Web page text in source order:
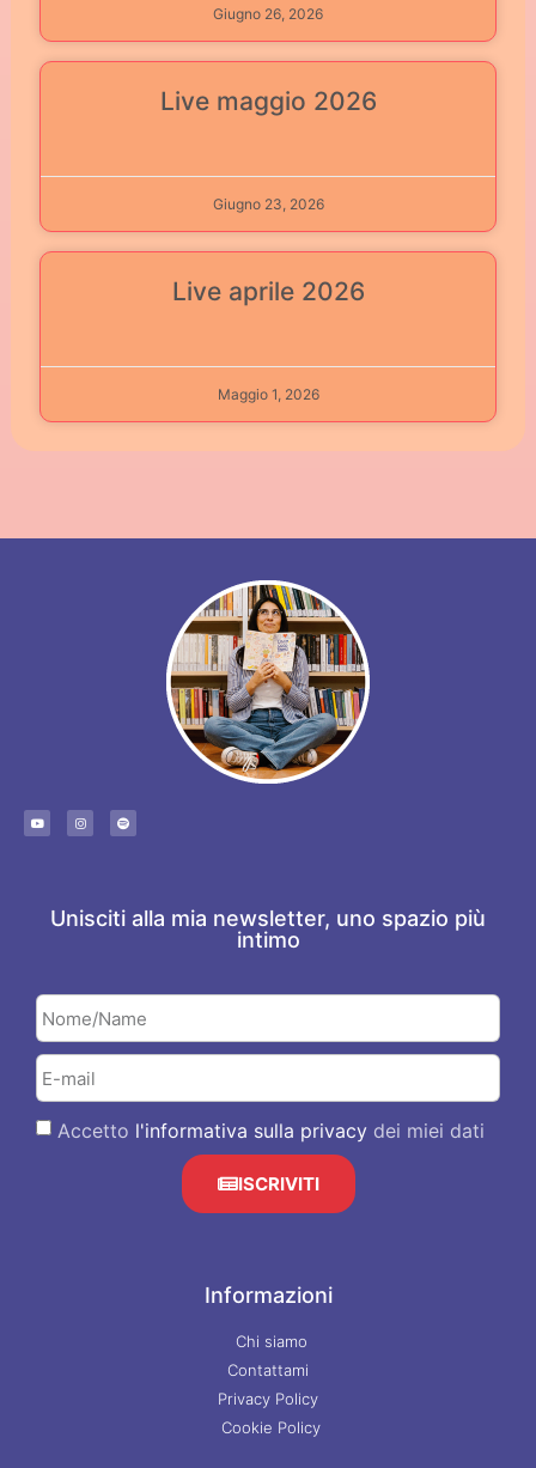
Giugno 26, 2026
Live maggio 2026
Giugno 23, 2026
Live aprile 2026
Maggio 1, 2026
Unisciti alla mia newsletter, uno spazio più
intimo
Accetto l'informativa sulla privacy dei miei dati
ISCRIVITI
Informazioni
Chi siamo
Contattami
Privacy Policy
Cookie Policy